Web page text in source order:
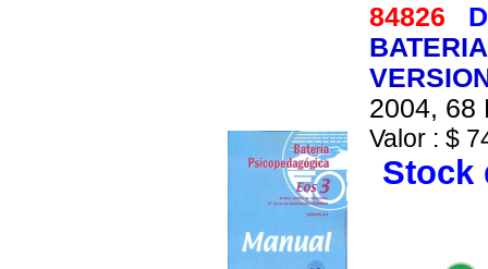
84826
2004, 68
Valor : $
Stock